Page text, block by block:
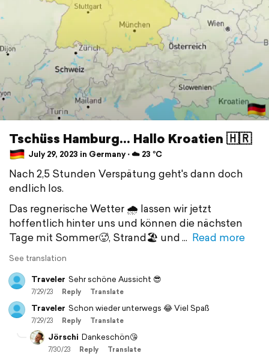
Tschüss Hamburg... Hallo Kroatien 🇭🇷
July 29, 2023 in Germany ⋅ ☁️ 23 °C
Nach 2,5 Stunden Verspätung geht's dann doch
endlich los.
Das regnerische Wetter 🌧 lassen wir jetzt
hoffentlich hinter uns und können die nächsten
Tage mit Sommer🥵, Strand🏖 und
Read more
See translation
Traveler Sehr schöne Aussicht 😎
7/29/23 Reply Translate
Traveler Schon wieder unterwegs 😂 Viel Spaß
7/29/23 Reply Translate
Jörschi Dankeschön😘
7/30/23 Reply Translate